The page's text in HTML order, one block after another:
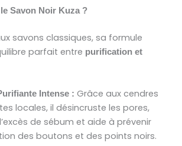
Savon Noir Kuza ?
savons classiques, sa formule
parfait entre purification et
Intense : Grâce aux cendres
locales, il désincruste les pores,
de sébum et aide à prévenir
des boutons et des points noirs.